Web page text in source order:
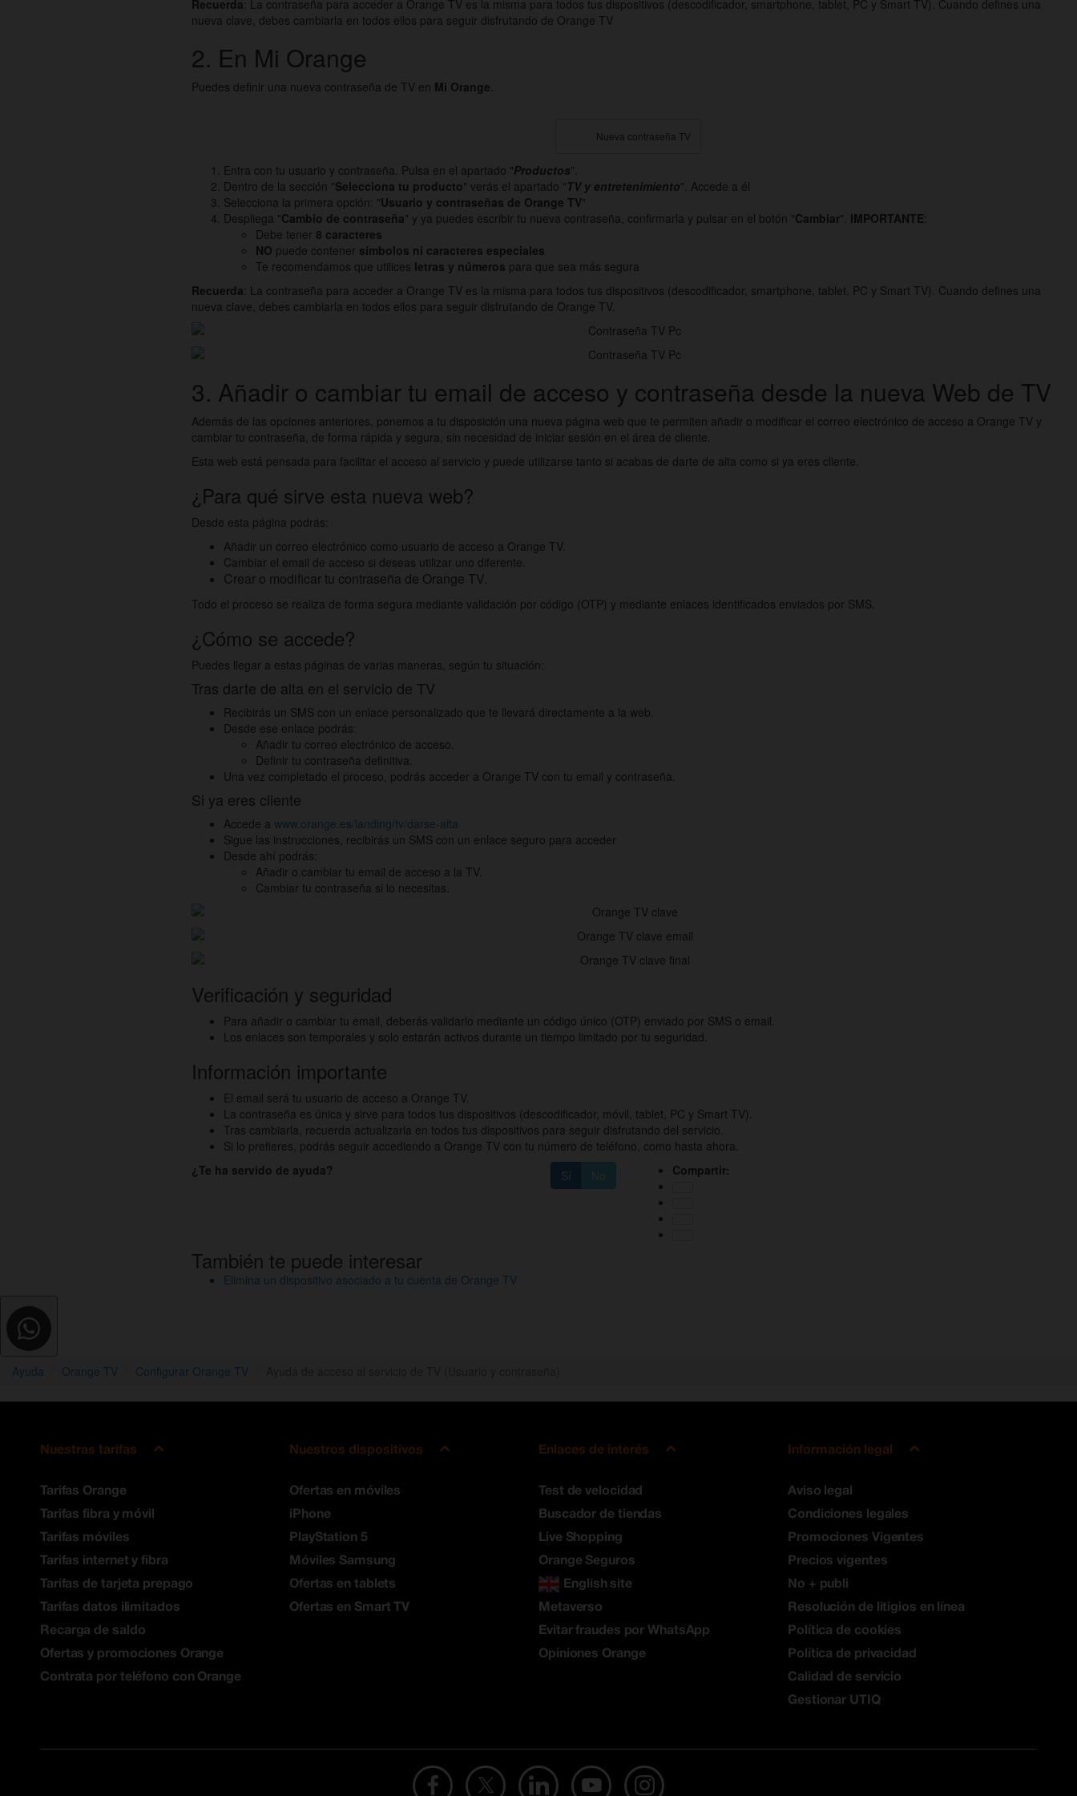
Recuerda: La contraseña para acceder a Orange TV es la misma para todos tus dispositivos (descodificador, smartphone, tablet, PC y Smart TV). Cuando defines una
nueva clave, debes cambiarla en todos ellos para seguir disfrutando de Orange TV
2. En Mi Orange
Puedes definir una nueva contraseña de TV en Mi Orange
Nueva contraseña TV
Entra con tu usuario y contraseña. Pulsa en el apartado "Productos".
Dentro de la sección "Selecciona tu producto" verás el apartado "TV y entretenimiento". Accede a él
Selecciona la primera opción: "Usuario y contraseñas de Orange TV"
Despliega "Cambio de contraseña" y ya puedes escribir tu nueva contraseña, confirmarla y pulsar en el botón "Cambiar". IMPORTANTE:
Debe tener 8 caracteres
NO puede contener símbolos ni caracteres especiales
Te recomendamos que utilices letras y números para que sea más segura
Recuerda: La contraseña para acceder a Orange TV es la misma para todos tus dispositivos (descodificador, smartphone, tablet, PC y Smart TV). Cuando defines una
nueva clave, debes cambiarla en todos ellos para seguir disfrutando de Orange TV.
3. Añadir o cambiar tu email de acceso y contraseña desde la nueva Web de TV
Además de las opciones anteriores, ponemos a tu disposición una nueva página web que te permiten añadir o modificar el correo electrónico de acceso a Orange TV y
cambiar tu contraseña, de forma rápida y segura, sin necesidad de iniciar sesión en el área de cliente.
Esta web está pensada para facilitar el acceso al servicio y puede utilizarse tanto si acabas de darte de alta como si ya eres cliente.
¿Para qué sirve esta nueva web?
Desde esta página podrás:
Añadir un correo electrónico como usuario de acceso a Orange TV.
Cambiar el email de acceso si deseas utilizar uno diferente.
Crear o modificar tu contraseña de Orange TV.
Todo el proceso se realiza de forma segura mediante validación por código (OTP) y mediante enlaces identificados enviados por SMS.
¿Cómo se accede?
Puedes llegar a estas páginas de varias maneras, según tu situación:
Tras darte de alta en el servicio de TV
Recibirás un SMS con un enlace personalizado que te llevará directamente a la web.
Desde ese enlace podrás:
Añadir tu correo electrónico de acceso.
Definir tu contraseña definitiva.
Una vez completado el proceso, podrás acceder a Orange TV con tu email y contraseña.
Si ya eres cliente
Accede a www.orange.es/landing/tv/darse-alta
Sigue las instrucciones, recibirás un SMS con un enlace seguro para acceder
Desde ahí podrás:
Añadir o cambiar tu email de acceso a la TV.
Cambiar tu contraseña si lo necesitas.
Verificación y seguridad
Para añadir o cambiar tu email, deberás validarlo mediante un código único (OTP) enviado por SMS o email.
Los enlaces son temporales y solo estarán activos durante un tiempo limitado por tu seguridad.
Información importante
El email será tu usuario de acceso a Orange TV.
La contraseña es única y sirve para todos tus dispositivos (descodificador, móvil, tablet, PC y Smart TV).
Tras cambiarla, recuerda actualizarla en todos tus dispositivos para seguir disfrutando del servicio.
Si lo prefieres, podrás seguir accediendo a Orange TV con tu número de teléfono, como hasta ahora.
¿Te ha servido de ayuda?
Sí No Compartir:
También te puede interesar
Elimina un dispositivo asociado a tu cuenta de Orange TV
Ayuda Orange TV Configurar Orange TV
Nuestras tarifas
Tarifas Orange
Tarifas fibra y móvil
Tarifas móviles
Tarifas internet y fibra
Tarifas de tarjeta prepago
Tarifas datos ilimitados
Recarga de saldo
Ofertas y promociones Orange
Contrata por teléfono con Orange
Nuestros dispositivos
Ofertas en móviles
iPhone
PlayStation 5
Móviles Samsung
Ofertas en tablets
Ofertas en Smart TV
Enlaces de interés
Test de velocidad
Buscador de tiendas
Live Shopping
Orange Seguros
English site
Metaverso
Evitar fraudes por WhatsApp
Opiniones Orange
Información legal
Aviso legal
Condiciones legales
Promociones Vigentes
Precios vigentes
No + publi
Resolución de litigios en línea
Política de cookies
Política de privacidad
Calidad de servicio
Gestionar UTIQ